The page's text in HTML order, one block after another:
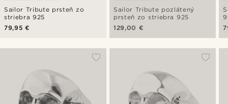
Sailor Tribute prsteň zo
striebra 925
79,95 €
Sailor Tribute pozlátený
prsteň zo striebra 925
129,00 €